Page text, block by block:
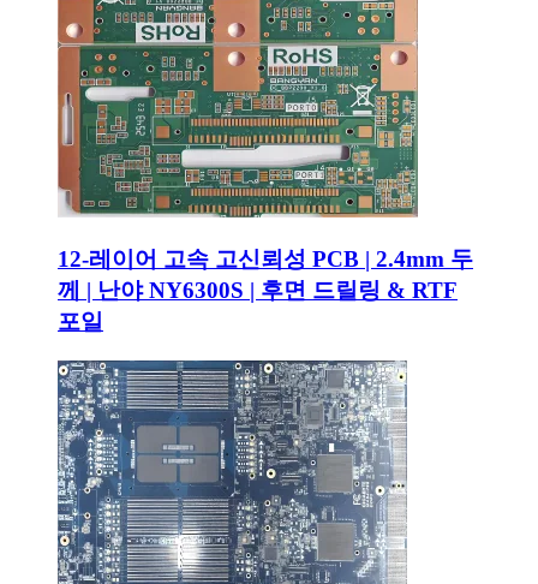
12-레이어 고속 고신뢰성 PCB | 2.4mm 두
께 | 난야 NY6300S | 후면 드릴링 & RTF
포일